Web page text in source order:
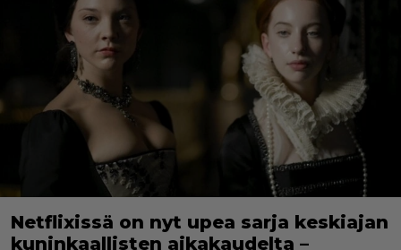
Netflixissä on nyt upea sarja keskiajan
kuninkaallisten aikakaudelta –